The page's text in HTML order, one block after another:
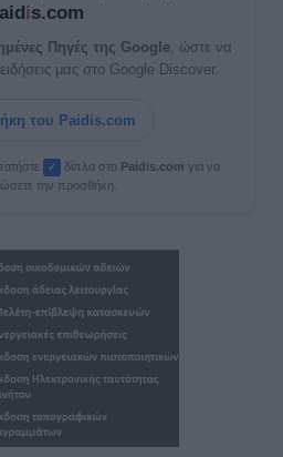
is.com
Πηγές της Google , ώστε να
μας στο Google Discover.
του Paidis.com
✓ δίπλα στο Paidis.com για να
την προσθήκη.